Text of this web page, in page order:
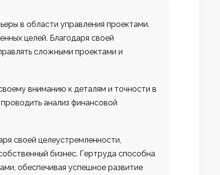
в области управления проектами.
целей. Благодаря своей
сложными проектами и
вниманию к деталям и точности в
анализ финансовой
своей целеустремленности,
бизнес. Гертруда способна
обеспечивая успешное развитие